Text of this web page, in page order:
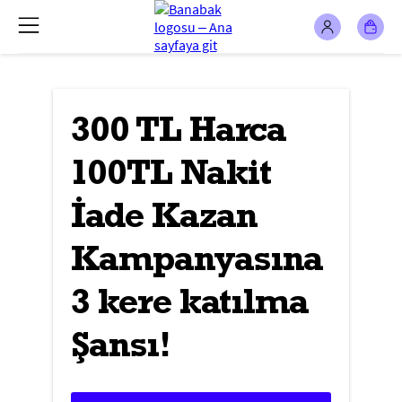
300 TL Harca
100TL Nakit
İade Kazan
Kampanyasına
3 kere katılma
Şansı!